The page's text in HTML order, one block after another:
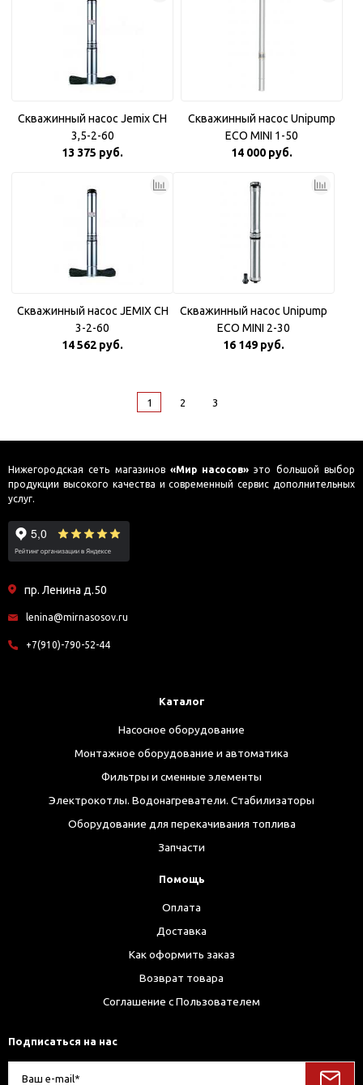
Скважинный насос Jemix CH
3,5-2-60
13 375 руб.
Скважинный насос Unipump
ECO MINI 1-50
14 000 руб.
Скважинный насос JEMIX CH
3-2-60
14 562 руб.
Скважинный насос Unipump
ECO MINI 2-30
16 149 руб.
1 2 3
Нижегородская сеть магазинов «Мир насосов» это большой выбор
продукции высокого качества и современный сервис дополнительных
услуг.
пр. Ленина д.50
lenina@mirnasosov.ru
+7(910)-790-52-44
Каталог
Насосное оборудование
Монтажное оборудование и автоматика
Фильтры и сменные элементы
Электрокотлы. Водонагреватели. Стабилизаторы
Оборудование для перекачивания топлива
Запчасти
Помощь
Оплата
Доставка
Как оформить заказ
Возврат товара
Соглашение с Пользователем
Подписаться на нас